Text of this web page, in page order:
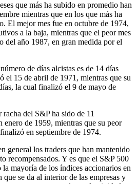
que más ha subido en promedio han
mientras que en los que más ha
El mejor mes fue en octubre de 1974,
a la baja, mientras que el peor mes
del año 1987, en gran medida por el
de días alcistas es de 14 días
el 15 de abril de 1971, mientras que su
la cual finalizó el 9 de mayo de
del S&P ha sido de 11
de 1959, mientras que su peor
en septiembre de 1974.
general los traders que han mantenido
recompensados. Y es que el S&P 500
la mayoría de los índices accionarios en
se da al interior de las empresas y